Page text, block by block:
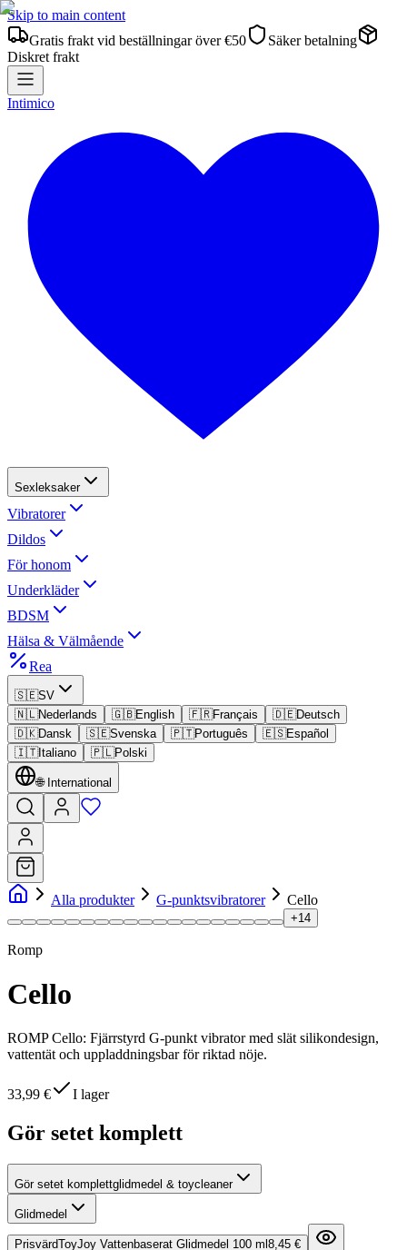
Skip to main content
Gratis frakt vid beställningar över €50
Säker betalning
Diskret frakt
Intimico
Sexleksaker
Vibratorer
Dildos
För honom
Underkläder
BDSM
Hälsa & Välmående
Rea
🇸🇪SV
🇳🇱Nederlands 🇬🇧English 🇫🇷Français 🇩🇪Deutsch
🇩🇰Dansk 🇸🇪Svenska 🇵🇹Português 🇪🇸Español
🇮🇹Italiano 🇵🇱Polski
🌐 International
Alla produkter G-punktsvibratorer Cello
+14
Romp
Cello
ROMP Cello: Fjärrstyrd G-punkt vibrator med slät silikondesign,
vattentät och uppladdningsbar för riktad nöje.
33,99 € I lager
Gör setet komplett
Gör setet komplettglidmedel & toycleaner
Glidmedel
PrisvärdToyJoy Vattenbaserat Glidmedel 100 ml 8,45 €